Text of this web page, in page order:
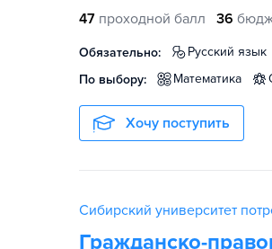
47 проходной балл 36
Обязательно: русский язык
По выбору:
математика
Хочу поступить
Сибирский университет
Гражданско-